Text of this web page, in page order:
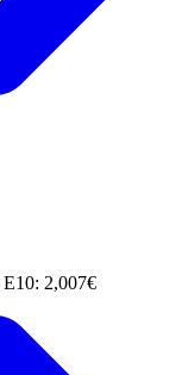
E10: 2,007€